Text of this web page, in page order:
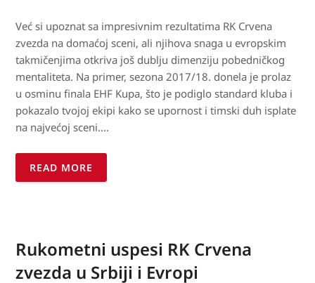
Već si upoznat sa impresivnim rezultatima RK Crvena
zvezda na domaćoj sceni, ali njihova snaga u evropskim
takmičenjima otkriva još dublju dimenziju pobedničkog
mentaliteta. Na primer, sezona 2017/18. donela je prolaz
u osminu finala EHF Kupa, što je podiglo standard kluba i
pokazalo tvojoj ekipi kako se upornost i timski duh isplate
na najvećoj sceni….
READ MORE
Rukometni uspesi RK Crvena
zvezda u Srbiji i Evropi